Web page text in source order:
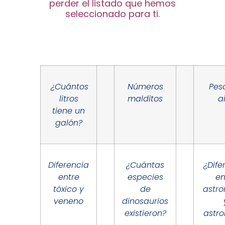
perder el listado que hemos
seleccionado para ti.
¿Cuántos
litros
tiene un
galón?
Números
malditos
Diferencia
entre
tóxico y
veneno
¿Cuántas
especies
de
dinosaurios
existieron?